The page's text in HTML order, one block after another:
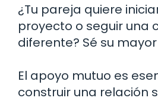
¿Tu pareja quiere
proyecto o seguir una
diferente? Sé su
El apoyo mutuo es
construir una relación